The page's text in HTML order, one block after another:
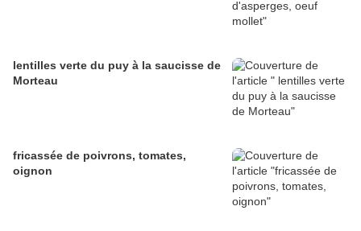
lentilles verte du puy à la saucisse de
Morteau
fricassée de poivrons, tomates,
oignon